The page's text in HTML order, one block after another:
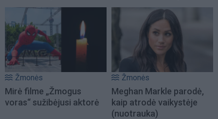
Žmonės
Mirė filme „Žmogus
voras“ sužibėjusi aktorė
Žmonės
Meghan Markle parodė,
kaip atrodė vaikystėje
(nuotrauka)